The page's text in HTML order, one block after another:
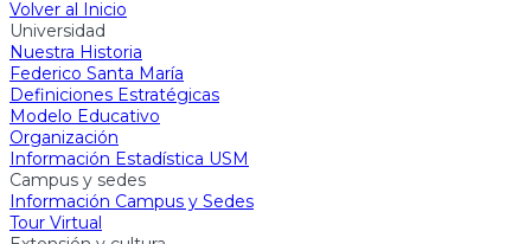
Volver al Inicio
Universidad
Nuestra Historia
Federico Santa María
Definiciones Estratégicas
Modelo Educativo
Organización
Información Estadística USM
Campus y sedes
Información Campus y Sedes
Tour Virtual